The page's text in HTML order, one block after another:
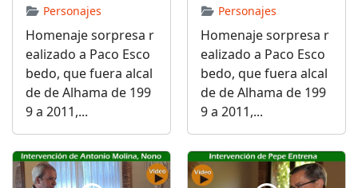
Personajes
Homenaje sorpresa r
ealizado a Paco Esco
bedo, que fuera alcal
de de Alhama de 199
9 a 2011,...
Personajes
Homenaje sorpresa r
ealizado a Paco Esco
bedo, que fuera alcal
de de Alhama de 199
9 a 2011,...